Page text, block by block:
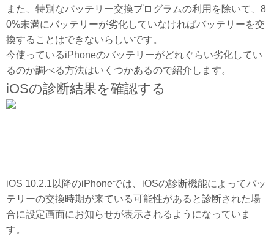
また、特別なバッテリー交換プログラムの利用を除いて、8
0%未満にバッテリーが劣化していなければバッテリーを交
換することはできないらしいです。
今使っているiPhoneのバッテリーがどれぐらい劣化してい
るのか調べる方法はいくつかあるので紹介します。
iOSの診断結果を確認する
iOS 10.2.1以降のiPhoneでは、iOSの診断機能によってバッ
テリーの交換時期が来ている可能性があると診断された場
合に設定画面にお知らせが表示されるようになっていま
す。